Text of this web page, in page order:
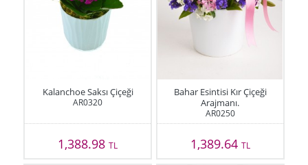
Kalanchoe Saksı Çiçeği
AR0320
1,388.98TL
Bahar Esintisi Kır Çiçeği
Arajmanı.
AR0250
1,389.64 TL